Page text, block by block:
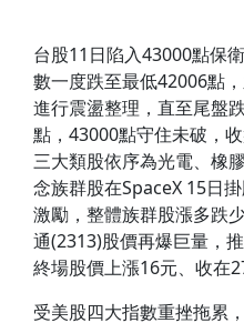
台股11日陷入43000點保
數一度跌至最低42006點
進行震盪整理，直至尾盤
點，43000點守住未破，
三大類股依序為光電、橡
念族群股在SpaceX 15日
激勵，整體族群股漲多跌
通(2313)股價再爆巨量，
終場股價上漲16元、收在
受美股四大指數重挫拖累